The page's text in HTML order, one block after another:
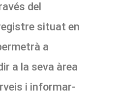
del
situat en
a
a la seva àrea
i informar-